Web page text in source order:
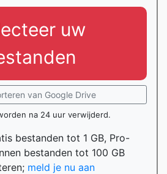
uw
van Google Drive
na 24 uur verwijderd.
bestanden tot 1 GB, Pro-
bestanden tot 100 GB
meld je nu aan